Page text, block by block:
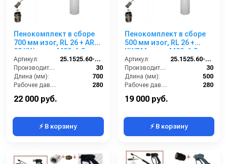
Пенокомплект в сборе
700 мм изог, RL 26 + ARS
25 KW; вход М22х1,5ш.
Артикул:
25.1525.60-P26-7KW
Производительность (л/мин):
30
Длина (мм):
700
Рабочее давление (бар):
280
22 000 руб.
⚡ В корзину
Пенокомплект в сборе
500 мм изог, RL 26 +
KWRM; вход М22х1,5ш.
Артикул:
25.1525.60-P26KWRM
Производительность (л/мин):
30
Длина (мм):
500
Рабочее давление (бар):
280
19 000 руб.
⚡ В корзину